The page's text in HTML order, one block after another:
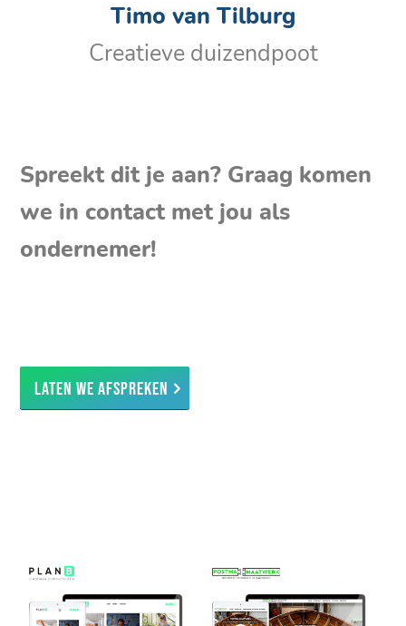
Timo van Tilburg
Creatieve duizendpoot
Spreekt dit je aan? Graag komen
we in contact met jou als
ondernemer!
Laten we afspreken